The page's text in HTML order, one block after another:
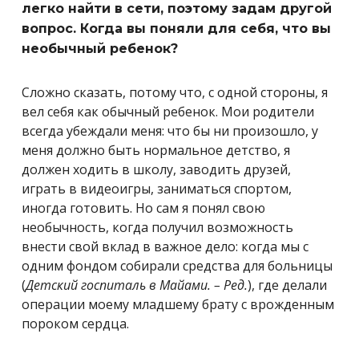
легко найти в сети, поэтому задам другой
вопрос. Когда вы поняли для себя, что вы
необычный ребенок?
Сложно сказать, потому что, с одной стороны, я
вел себя как обычный ребенок. Мои родители
всегда убеждали меня: что бы ни произошло, у
меня должно быть нормальное детство, я
должен ходить в школу, заводить друзей,
играть в видеоигры, заниматься спортом,
иногда готовить. Но сам я понял свою
необычность, когда получил возможность
внести свой вклад в важное дело: когда мы с
одним фондом собирали средства для больницы
(Детский госпиталь в Майами. – Ред.), где делали
операции моему младшему брату с врожденным
пороком сердца.